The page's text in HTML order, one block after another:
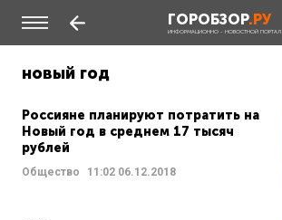
ГОРОБЗОР.РУ
ИНФОРМАЦИОННО - НОВОСТНОЙ ПОРТАЛ
новый год
Россияне планируют потратить на
Новый год в среднем 17 тысяч
рублей
Общество 11:02 06.12.2018